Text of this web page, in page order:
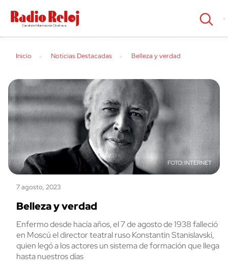
cerrar
Inicio Noticias Destacadas Belleza y verdad
INTERNET
7 agosto, 2023
Belleza y verdad
Enfermo desde hacía años, el 7 de agosto de 1938 falleció
en Moscú el director teatral ruso Konstantin Stanislavski,
quien legó a los actores un sistema de formación que llega
hasta nuestros días